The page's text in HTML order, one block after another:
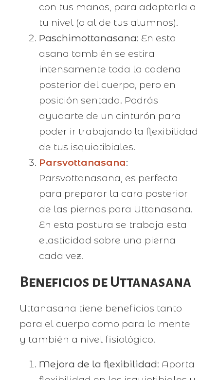
con tus manos, para adaptarla a
tu nivel (o al de tus alumnos).
Paschimottanasana: En esta
asana también se estira
intensamente toda la cadena
posterior del cuerpo, pero en
posición sentada. Podrás
ayudarte de un cinturón para
poder ir trabajando la flexibilidad
de tus isquiotibiales.
Parsvottanasana:
Parsvottanasana, es perfecta
para preparar la cara posterior
de las piernas para Uttanasana.
En esta postura se trabaja esta
elasticidad sobre una pierna
cada vez.
Beneficios de Uttanasana
Uttanasana tiene beneficios tanto
para el cuerpo como para la mente
y también a nivel fisiológico.
Mejora de la flexibilidad: Aporta